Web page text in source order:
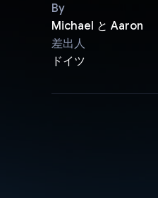
By
Michael と Aaron
差出人
ドイツ